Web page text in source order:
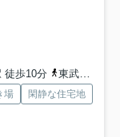
徒歩10分
東武野田線「流山おおたかの森」駅 徒歩10分
場
閑静な住宅地